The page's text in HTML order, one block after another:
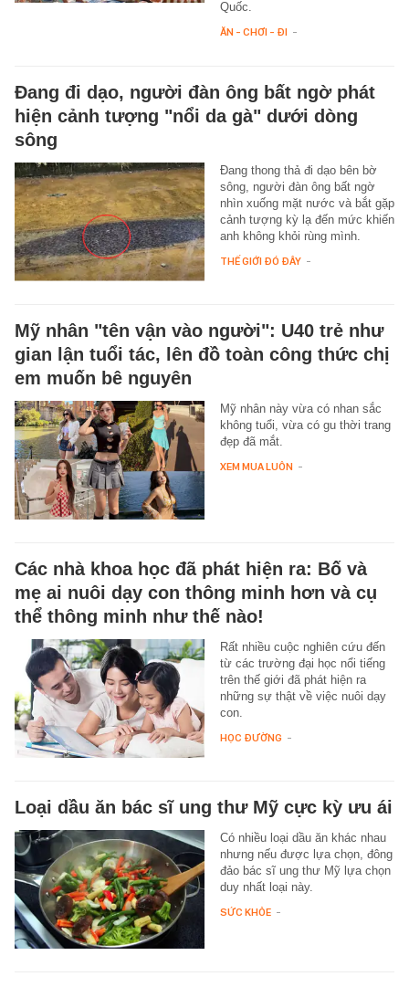
Quốc.
ĂN - CHƠI - ĐI -
Đang đi dạo, người đàn ông bất ngờ phát
hiện cảnh tượng "nổi da gà" dưới dòng
sông
Đang thong thả đi dạo bên bờ
sông, người đàn ông bất ngờ
nhìn xuống mặt nước và bắt gặp
cảnh tượng kỳ lạ đến mức khiến
anh không khỏi rùng mình.
THẾ GIỚI ĐÓ ĐÂY -
Mỹ nhân "tên vận vào người": U40 trẻ như
gian lận tuổi tác, lên đồ toàn công thức chị
em muốn bê nguyên
Mỹ nhân này vừa có nhan sắc
không tuổi, vừa có gu thời trang
đẹp đã mắt.
XEM MUA LUÔN -
Các nhà khoa học đã phát hiện ra: Bố và
mẹ ai nuôi dạy con thông minh hơn và cụ
thể thông minh như thế nào!
Rất nhiều cuộc nghiên cứu đến
từ các trường đại học nổi tiếng
trên thế giới đã phát hiện ra
những sự thật về việc nuôi dạy
con.
HỌC ĐƯỜNG -
Loại dầu ăn bác sĩ ung thư Mỹ cực kỳ ưu ái
Có nhiều loại dầu ăn khác nhau
nhưng nếu được lựa chọn, đông
đảo bác sĩ ung thư Mỹ lựa chọn
duy nhất loại này.
SỨC KHỎE -